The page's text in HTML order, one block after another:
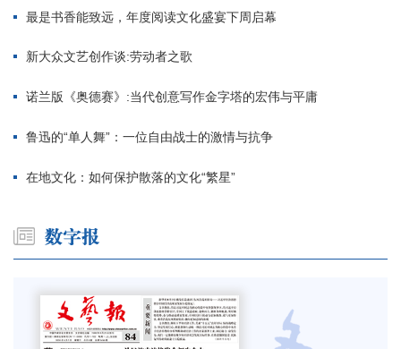
最是书香能致远，年度阅读文化盛宴下周启幕
新大众文艺创作谈:劳动者之歌
诺兰版《奥德赛》:当代创意写作金字塔的宏伟与平庸
鲁迅的“单人舞”：一位自由战士的激情与抗争
在地文化：如何保护散落的文化“繁星”